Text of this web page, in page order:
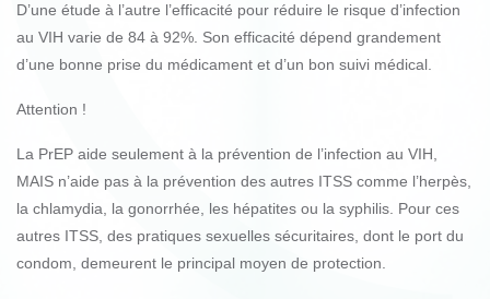
D’une étude à l’autre l’efficacité pour réduire le risque d’infection
au VIH varie de 84 à 92%. Son efficacité dépend grandement
d’une bonne prise du médicament et d’un bon suivi médical.
Attention !
La PrEP aide seulement à la prévention de l’infection au VIH,
MAIS n’aide pas à la prévention des autres ITSS comme l’herpès,
la chlamydia, la gonorrhée, les hépatites ou la syphilis. Pour ces
autres ITSS, des pratiques sexuelles sécuritaires, dont le port du
condom, demeurent le principal moyen de protection.